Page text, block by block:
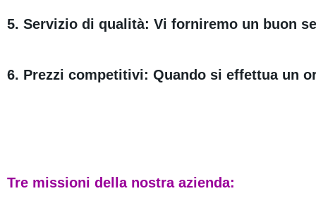
5. Servizio di qualità: Vi forniremo un buon
6. Prezzi competitivi: Quando si effettua un
Tre missioni della nostra azienda: